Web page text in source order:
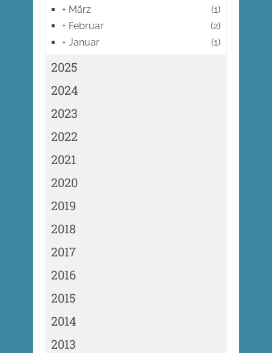
+ März
(1)
+ Februar
(2)
+ Januar (1)
2025
2024
2023
2022
2021
2020
2019
2018
2017
2016
2015
2014
2013